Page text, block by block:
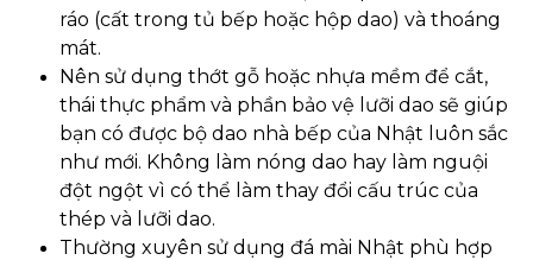
ráo (cất trong tủ bếp hoặc hộp dao) và thoáng
mát.
Nên sử dụng thớt gỗ hoặc nhựa mềm để cắt,
thái thực phẩm và phần bảo vệ lưỡi dao sẽ giúp
bạn có được bộ dao nhà bếp của Nhật luôn sắc
như mới. Không làm nóng dao hay làm nguội
đột ngột vì có thể làm thay đổi cấu trúc của
thép và lưỡi dao.
Thường xuyên sử dụng đá mài Nhật phù hợp